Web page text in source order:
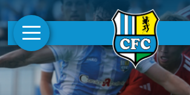
AKTUELLES